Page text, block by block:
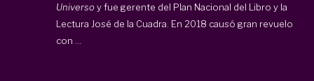
Universoy fue gerente del Plan Nacional del Libro y la
Lectura José de la Cuadra. En 2018 causó gran revuelo
con ...